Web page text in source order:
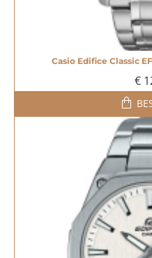
Casio Edifice Classic
€